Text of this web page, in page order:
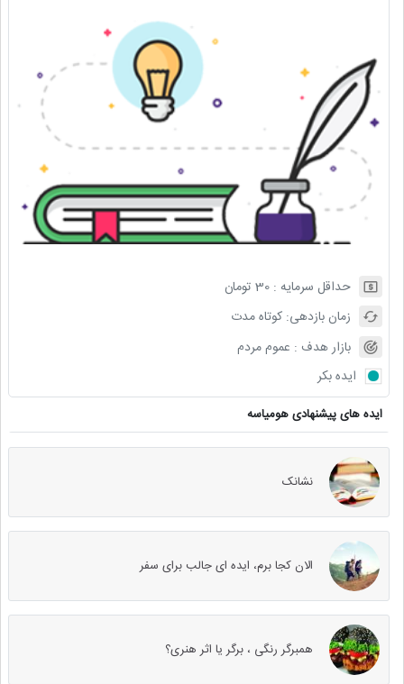
حداقل سرمایه :30 تومان
زمان بازدهی:کوتاه مدت
بازار هدف : عموم مردم
ایده بکر
ایده های پیشنهادی هومیاسه
نشانک
الان کجا برم، ایده ای جالب برای سفر
همبرگر رنگی ، برگر یا اثر هنری؟